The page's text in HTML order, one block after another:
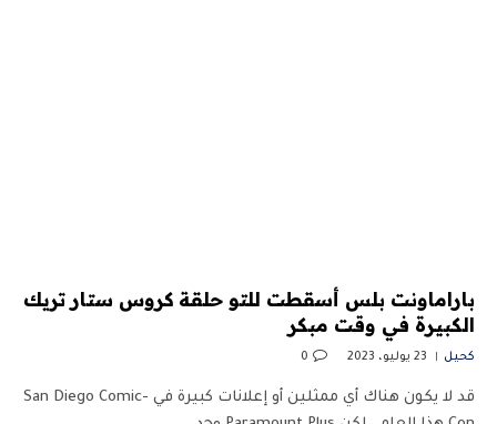
باراماونت بلس أسقطت للتو حلقة كروس ستار تريك
الكبيرة في وقت مبكر
كحيل 23 يوليو، 2023 0
قد لا يكون هناك أي ممثلين أو إعلانات كبيرة في San Diego Comic-